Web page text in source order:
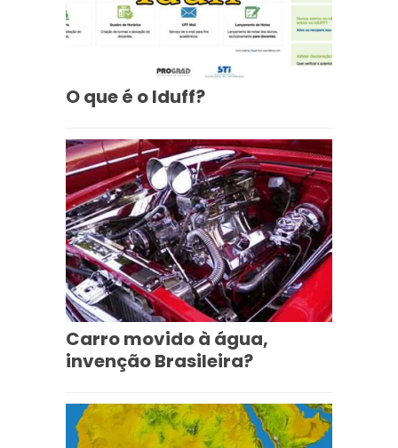
O que é o Iduff?
Carro movido à água,
invenção Brasileira?